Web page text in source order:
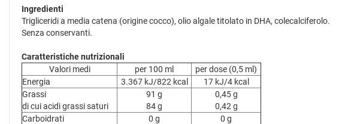
Ingredienti
Trigliceridi a media catena (origine cocco), olio algale titolato in DHA, colecalciferolo.
Senza conservanti.
Caratteristiche nutrizionali
Valori medi
per 100 ml
per dose (0,5 ml)
Energia
3.367 kJ/822 kcal
17 kJ/4 kcal
Grassi
di cui acidi grassi saturi
91 g
84 g
0,45 g
0,42 g
Carboidrati
0 g
0 g